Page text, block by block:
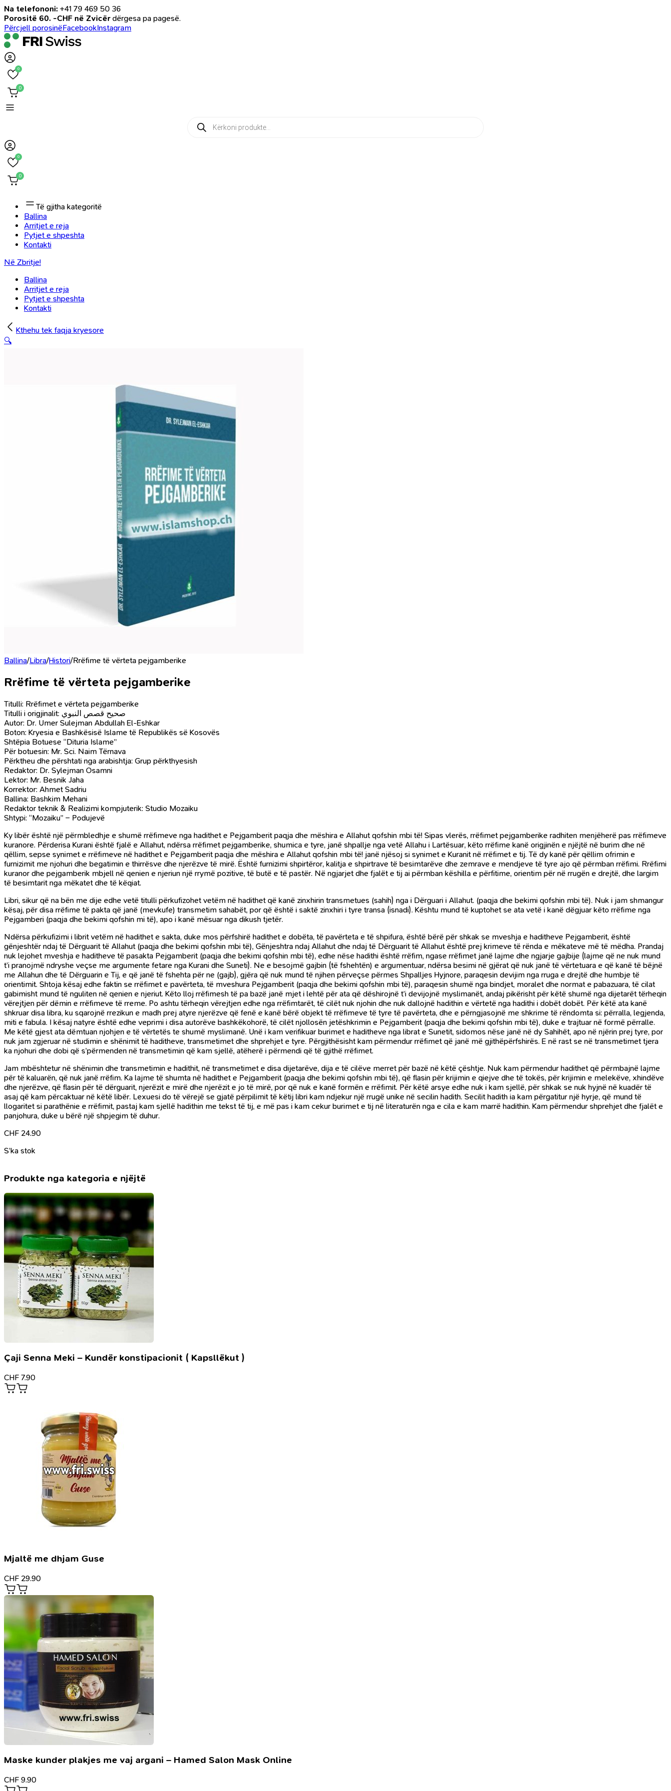
Na telefononi: +41 79 469 50 36
Porositë 60. -CHF në Zvicër dërgesa pa pagesë.
Përcjell porosinëFacebookInstagram
0
0
Products
search
0
0
Të gjitha kategoritë
Ballina
Arritjet e reja
Pytjet e shpeshta
Kontakti
Në Zbritje!
Ballina
Arritjet e reja
Pytjet e shpeshta
Kontakti
Kthehu tek faqja kryesore
🔍
Ballina/Libra/Histori/Rrëfime të vërteta pejgamberike
Rrëfime të vërteta pejgamberike
Titulli: Rrëfimet e vërteta pejgamberike
Titulli i origjinalit: صحيح قصص النبوي
Autor: Dr. Umer Sulejman Abdullah El-Eshkar
Boton: Kryesia e Bashkësisë Islame të Republikës së Kosovës
Shtëpia Botuese “Dituria Islame”
Për botuesin: Mr. Sci. Naim Tërnava
Përktheu dhe përshtati nga arabishtja: Grup përkthyesish
Redaktor: Dr. Sylejman Osamni
Lektor: Mr. Besnik Jaha
Korrektor: Ahmet Sadriu
Ballina: Bashkim Mehani
Redaktor teknik & Realizimi kompjuterik: Studio Mozaiku
Shtypi: “Mozaiku” – Podujevë
Ky libër është një përmbledhje e shumë rrëfimeve nga hadithet e Pejgamberit paqja dhe mëshira e Allahut qofshin mbi të! Sipas vlerës, rrëfimet pejgamberike radhiten menjëherë pas rrëfimeve
kuranore. Përderisa Kurani është fjalë e Allahut, ndërsa rrëfimet pejgamberike, shumica e tyre, janë shpallje nga vetë Allahu i Lartësuar, këto rrëfime kanë origjinën e njëjtë në burim dhe në
qëllim, sepse synimet e rrëfimeve në hadithet e Pejgamberit paqja dhe mëshira e Allahut qofshin mbi të! janë njësoj si synimet e Kuranit në rrëfimet e tij. Të dy kanë për qëllim ofrimin e
furnizimit me njohuri dhe begatimin e thirrësve dhe njerëzve të mirë. Është furnizimi shpirtëror, kalitja e shpirtrave të besimtarëve dhe zemrave e mendjeve të tyre ajo që përmban rrëfimi. Rrëfimi
kuranor dhe pejgamberik mbjell në qenien e njeriun një rrymë pozitive, të butë e të pastër. Në ngjarjet dhe fjalët e tij ai përmban këshilla e përfitime, orientim për në rrugën e drejtë, dhe largim
të besimtarit nga mëkatet dhe të këqiat.
Libri, sikur që na bën me dije edhe vetë titulli përkufizohet vetëm në hadithet që kanë zinxhirin transmetues (sahih) nga i Dërguari i Allahut. (paqja dhe bekimi qofshin mbi të). Nuk i jam shmangur
kësaj, për disa rrëfime të pakta që janë (mevkufe) transmetim sahabët, por që është i saktë zinxhiri i tyre transa (isnadi). Kështu mund të kuptohet se ata vetë i kanë dëgjuar këto rrëfime nga
Pejgamberi (paqja dhe bekimi qofshin mi të), apo i kanë mësuar nga dikush tjetër.
Ndërsa përkufizimi i librit vetëm në hadithet e sakta, duke mos përfshirë hadithet e dobëta, të pavërteta e të shpifura, është bërë për shkak se mveshja e haditheve Pejgamberit, është
gënjeshtër ndaj të Dërguarit të Allahut (paqja dhe bekimi qofshin mbi të), Gënjeshtra ndaj Allahut dhe ndaj të Dërguarit të Allahut është prej krimeve të rënda e mëkateve më të mëdha. Prandaj
nuk lejohet mveshja e haditheve të pasakta Pejgamberit (paqja dhe bekimi qofshin mbi të), edhe nëse hadithi është rrëfim, ngase rrëfimet janë lajme dhe ngjarje gajbije (lajme që ne nuk mund
t’i pranojmë ndryshe veçse me argumente fetare nga Kurani dhe Suneti). Ne e besojmë gajbin (të fshehtën) e argumentuar, ndërsa besimi në gjërat që nuk janë të vërtetuara e që kanë të bëjnë
me Allahun dhe të Dërguarin e Tij, e që janë të fshehta për ne (gajb), gjëra që nuk mund të njihen përveçse përmes Shpalljes Hyjnore, paraqesin devijim nga rruga e drejtë dhe humbje të
orientimit. Shtoja kësaj edhe faktin se rrëfimet e pavërteta, të mveshura Pejgamberit (paqja dhe bekimi qofshin mbi të), paraqesin shumë nga bindjet, moralet dhe normat e pabazuara, të cilat
gabimisht mund të nguliten në qenien e njeriut. Këto lloj rrëfimesh të pa bazë janë mjet i lehtë për ata që dëshirojnë t’i devijojnë myslimanët, andaj pikërisht për këtë shumë nga dijetarët tërheqin
vërejtjen për dëmin e rrëfimeve të rreme. Po ashtu tërheqin vërejtjen edhe nga rrëfimtarët, të cilët nuk njohin dhe nuk dallojnë hadithin e vërtetë nga hadithi i dobët dobët. Për këtë ata kanë
shkruar disa libra, ku sqarojnë rrezikun e madh prej atyre njerëzve që fenë e kanë bërë objekt të rrëfimeve të tyre të pavërteta, dhe e përngjasojnë me shkrime të rëndomta si: përralla, legjenda,
miti e fabula. I kësaj natyre është edhe veprimi i disa autorëve bashkëkohorë, të cilët njollosën jetëshkrimin e Pejgamberit (paqja dhe bekimi qofshin mbi të), duke e trajtuar në formë përralle.
Me këtë gjest ata dëmtuan njohjen e të vërtetës te shumë myslimanë. Unë i kam verifikuar burimet e haditheve nga librat e Sunetit, sidomos nëse janë në dy Sahihët, apo në njërin prej tyre, por
nuk jam zgjeruar në studimin e shënimit të haditheve, transmetimet dhe shprehjet e tyre. Përgjithësisht kam përmendur rrëfimet që janë më gjithëpërfshirës. E në rast se në transmetimet tjera
ka njohuri dhe dobi që s’përmenden në transmetimin që kam sjellë, atëherë i përmendi që të gjithë rrëfimet.
Jam mbështetur në shënimin dhe transmetimin e hadithit, në transmetimet e disa dijetarëve, dija e të cilëve merret për bazë në këtë çështje. Nuk kam përmendur hadithet që përmbajnë lajme
për të kaluarën, që nuk janë rrëfim. Ka lajme të shumta në hadithet e Pejgamberit (paqja dhe bekimi qofshin mbi të), që flasin për krijimin e qiejve dhe të tokës, për krijimin e melekëve, xhindëve
dhe njerëzve, që flasin për të dërguarit, njerëzit e mirë dhe njerëzit e jo të mirë, por që nuk e kanë formën e rrëfimit. Për këtë arsye edhe nuk i kam sjellë, për shkak se nuk hyjnë në kuadër të
asaj që kam përcaktuar në këtë libër. Lexuesi do të vërejë se gjatë përpilimit të këtij libri kam ndjekur një rrugë unike në secilin hadith. Secilit hadith ia kam përgatitur një hyrje, që mund të
llogaritet si parathënie e rrëfimit, pastaj kam sjellë hadithin me tekst të tij, e më pas i kam cekur burimet e tij në literaturën nga e cila e kam marrë hadithin. Kam përmendur shprehjet dhe fjalët e
panjohura, duke u bërë një shpjegim të duhur.
CHF 24.90
S’ka stok
Produkte nga kategoria e njëjtë
Çaji Senna Meki – Kundër konstipacionit ( Kapsllëkut )
CHF 7.90
Mjaltë me dhjam Guse
CHF 29.90
Maske kunder plakjes me vaj argani – Hamed Salon Mask Online
CHF 9.90